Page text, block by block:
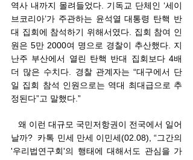
역사 내까지 몰려들었다. 기독교 단체인 ‘세이
브코리아’가 주관하는 윤석열 대통령 탄핵 반
대 집회에 참석하기 위해서였다. 집회 참여 인
원은 5만 2000여 명으로 경찰이 추산했다. 지
난주 부산에서 열린 탄핵 반대 집회보다 4배
더 많은 수치다. 경찰 관계자는 “대구에서 단
일 집회 참석 인원으로는 역대 최대급으로 추
정된다”고 말했다.”
왜 이런 대규모 국민저항권이 전국에서 일어
날까?  카톡 민세 만세 이민세(02.08), “그간의
'우리법연구회'의 행태에 대해서도 관심을 가